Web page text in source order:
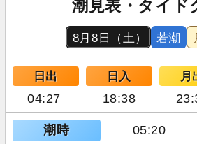
潮見表・タイド
8月8日（土） 若潮
日出 日入 月
04:27 18:38
潮時 05:20